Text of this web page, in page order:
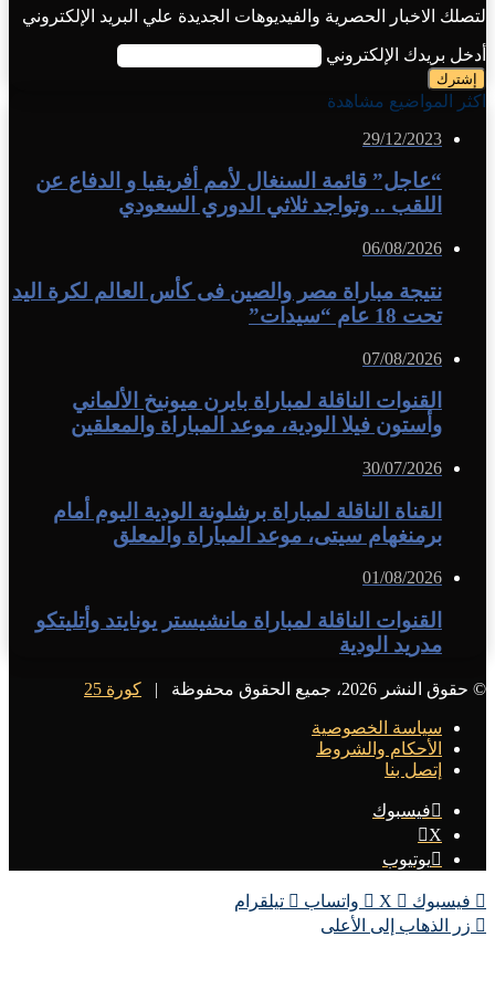
لتصلك الاخبار الحصرية والفيديوهات الجديدة علي البريد الإلكتروني
أدخل بريدك الإلكتروني
اكثر المواضيع مشاهدة
29/12/2023
“عاجل” قائمة السنغال لأمم أفريقيا و الدفاع عن
اللقب .. وتواجد ثلاثي الدوري السعودي
06/08/2026
نتيجة مباراة مصر والصين فى كأس العالم لكرة اليد
تحت 18 عام “سيدات”
07/08/2026
القنوات الناقلة لمباراة بايرن ميونيخ الألماني
وأستون فيلا الودية، موعد المباراة والمعلقين
30/07/2026
القناة الناقلة لمباراة برشلونة الودية اليوم أمام
برمنغهام سيتى، موعد المباراة والمعلق
01/08/2026
القنوات الناقلة لمباراة مانشيستر يونايتد وأتليتكو
مدريد الودية
© حقوق النشر 2026، جميع الحقوق محفوظة | كورة 25
سياسة الخصوصية
الأحكام والشروط
إتصل بنا
فيسبوك
X
يوتيوب
فيسبوك X واتساب
تيلقرام
زر الذهاب إلى الأعلى